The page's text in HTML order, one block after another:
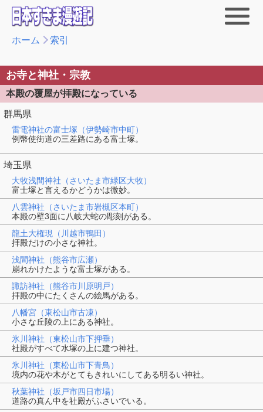
ホーム 索引
お寺と神社・宗教
本殿の覆屋が拝殿になっている
群馬県
雷電神社の富士塚（伊勢崎市中町）
例幣使街道の三差路にある富士塚。
埼玉県
大牧浅間神社（さいたま市緑区大牧）
富士塚と言えるかどうかは微妙。
八雲神社（さいたま市岩槻区本町）
本殿の壁3面に八岐大蛇の彫刻がある。
龍土大権現（川越市鴨田）
拝殿だけの小さな神社。
浅間神社（熊谷市広瀬）
崩れかけたような富士塚がある。
諏訪神社（熊谷市川原明戸）
拝殿の中にたくさんの絵馬がある。
八幡宮（東松山市古凍）
小さな丘陵の上にある神社。
氷川神社（東松山市下押垂）
社殿がすべて水塚の上に建つ神社。
氷川神社（東松山市下青鳥）
境内の花や木がとてもきれいにしてある明るい神社。
秋葉神社（坂戸市四日市場）
道路の真ん中を社殿がふさいでいる。